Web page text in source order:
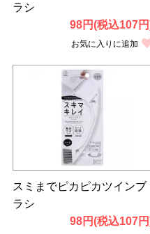
ラシ
98円(税込107
お気に入りに追加
スミまでピカピカツインブ
ラシ
98円(税込107